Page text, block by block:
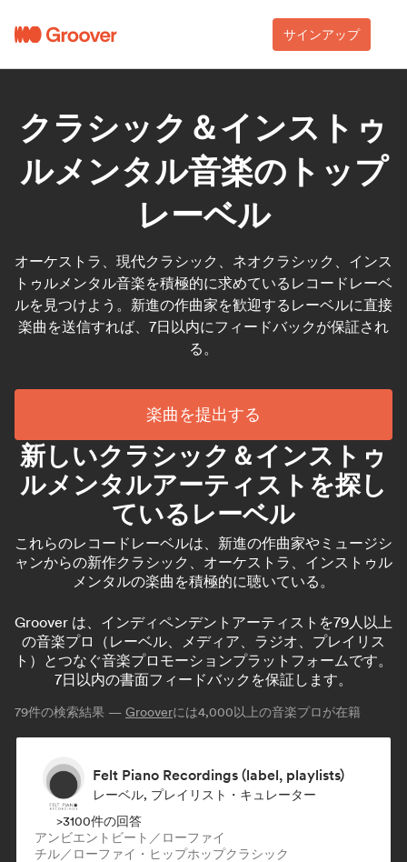
サインアップ
クラシック＆インストゥ
ルメンタル音楽のトップ
レーベル
オーケストラ、現代クラシック、ネオクラシック、インス
トゥルメンタル音楽を積極的に求めているレコードレーベ
ルを見つけよう。新進の作曲家を歓迎するレーベルに直接
楽曲を送信すれば、7日以内にフィードバックが保証され
る。
楽曲を提出する
新しいクラシック＆インストゥ
ルメンタルアーティストを探し
ているレーベル
これらのレコードレーベルは、新進の作曲家やミュージシ
ャンからの新作クラシック、オーケストラ、インストゥル
メンタルの楽曲を積極的に聴いている。
Groover は、インディペンデントアーティストを79人以上
の音楽プロ（レーベル、メディア、ラジオ、プレイリス
ト）とつなぐ音楽プロモーションプラットフォームです。
7日以内の書面フィードバックを保証します。
79件の検索結果 — Grooverには4,000以上の音楽プロが在籍
Felt Piano Recordings (label, playlists)
レーベル, プレイリスト・キュレーター
>3100件の回答
アンビエント ビート／ローファイ
チル／ローファイ・ヒップホップクラシック